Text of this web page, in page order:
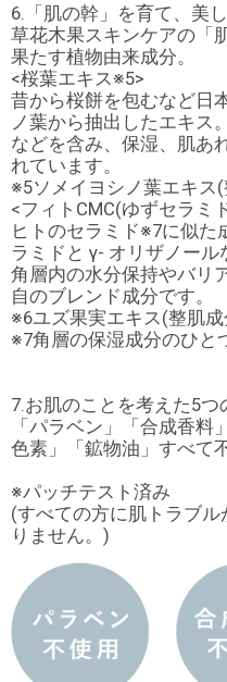
6.「肌の幹」を育て、美
草花木果スキンケアの「
果たす植物由来成分。
<桜葉エキス※5>
昔から桜餅を包むなど日
ノ葉から抽出したエキス
などを含み、保湿、肌あ
れています。
※5ソメイヨシノ葉エキス
<フィトCMC(ゆずセラミ
ヒトのセラミド※7に似た
ラミドと γ- オリザノール
角層内の水分保持やバリ
自のブレンド成分です。
※6ユズ果実エキス(整肌成
※7角層の保湿成分のひと
7.お肌のことを考えた5つ
「パラベン」「合成香
色素」「鉱物油」すべて
※パッチテスト済み
(すべての方に肌トラブ
りません。)